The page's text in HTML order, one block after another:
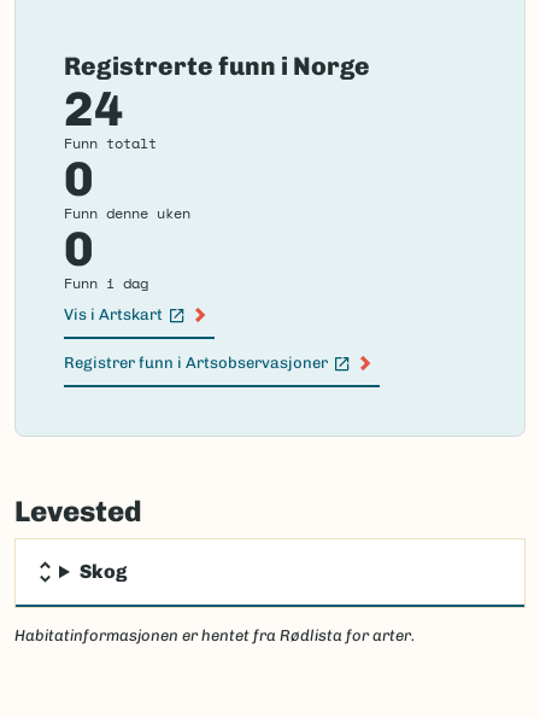
Registrerte funn i Norge
24
Funn totalt
0
Funn denne uken
0
Funn i dag
Vis i Artskart
(Ekstern lenke)
Registrer funn i Artsobservasjoner
(Ekstern lenke)
Failed
load
Levested
Skog
Habitatinformasjonen er hentet fra Rødlista for arter.